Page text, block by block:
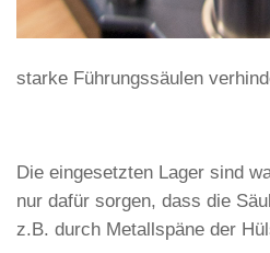
starke Führungssäulen
Die eingesetzten Lager sind
nur dafür sorgen, dass die
z.B. durch Metallspäne der